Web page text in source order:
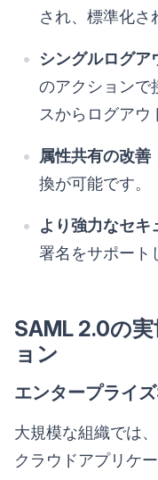
され、標準化さ
シングルログア
のアクションで
スからログアウ
属性共有の改善
換が可能です。
より強力なセキ
署名をサポート
SAML 2.0の
ョン
エンタープライ
大規模な組織では
クラウドアプリケ